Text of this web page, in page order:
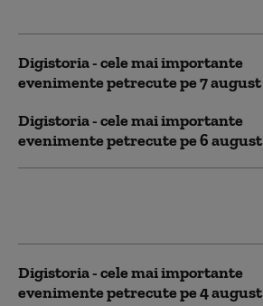
Digistoria - cele mai importante
evenimente petrecute pe 7 august
Digistoria - cele mai importante
evenimente petrecute pe 6 august
Digistoria - cele mai importante
evenimente petrecute pe 4 august